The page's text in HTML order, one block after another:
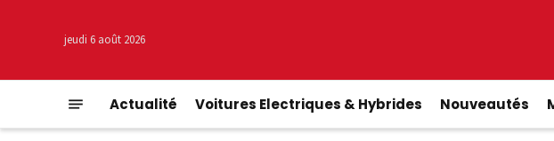
jeudi 6 août 2026
Actualité Voitures Electriques & Hybrides Nouveautés